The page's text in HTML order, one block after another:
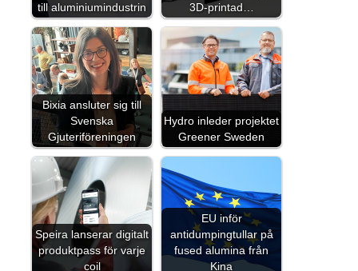
till aluminiumindustrin
3D-printad…
Bixia ansluter sig till
Svenska
Gjuteriföreningen
Hydro inleder projektet
Greener Sweden
Speira lanserar digitalt
produktpass för varje
coil
EU inför
antidumpingtullar på
fused alumina från
Kina